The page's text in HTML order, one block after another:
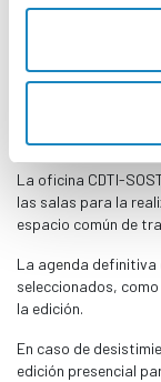
proporcionar las
para el correcto
comunicación más
instalaciones, así
La oficina CDTI-
las salas para la
espacio común de
La agenda definitiva
seleccionados,
la edición.
En caso de
edición presencial